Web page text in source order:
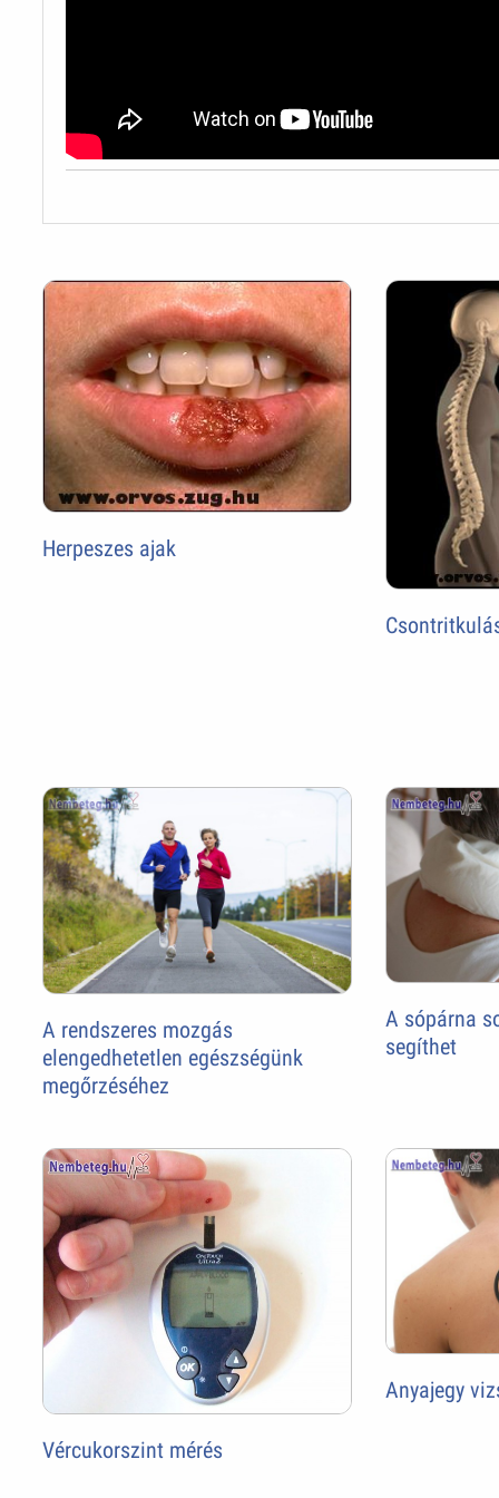
Herpeszes ajak
A rendszeres mozgás
elengedhetetlen egészségünk
megőrzéséhez
A sópárna
segíthet
Vércukorszint mérés
Anyajegy